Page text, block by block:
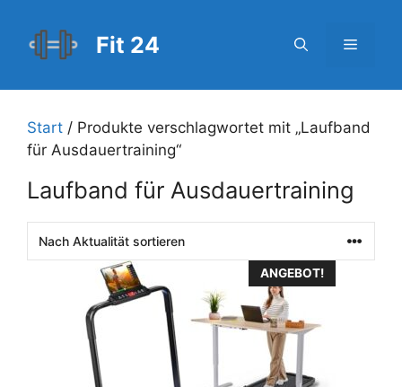
Inhalt
springen
Fit 24 Menü
Start / Produkte verschlagwortet mit „Laufband
für Ausdauertraining“
Laufband für Ausdauertraining
ANGEBOT!